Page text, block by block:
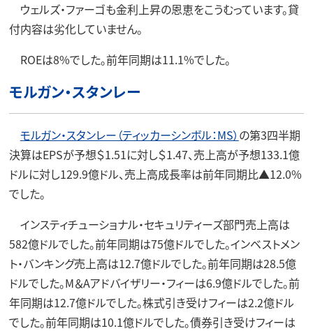
ウェルズ・ファーゴも金利上昇の恩恵をこうむっています。貸
付内容は劣化していません。
ROEは8%でした。前年同期は11.1%でした。
モルガン・スタンレー
モルガン・スタンレー（ティッカーシンボル：MS） の第3四半期
決算はEPSが予想＄1.51に対し＄1.47、売上高が予想133.1億
ドルに対し129.9億ドル、売上高成長率は前年同期比▲12.0%
でした。
インスティチューショナル・セキュリティーズ部門売上高は
582億ドルでした。前年同期は75億ドルでした。インベストメン
ト・バンキング売上高は12.7億ドルでした。前年同期は28.5億
ドルでした。M＆Aアドバイザリー・フィーは6.9億ドルでした。前
年同期は12.7億ドルでした。株式引き受けフィーは2.2億ドル
でした。前年同期は10.1億ドルでした。債券引き受けフィーは